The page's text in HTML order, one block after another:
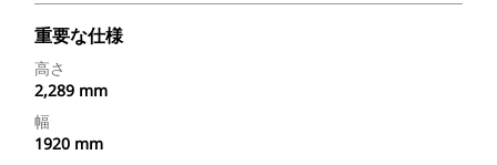
重要な仕様
高さ
2,289 mm
幅
1920 mm